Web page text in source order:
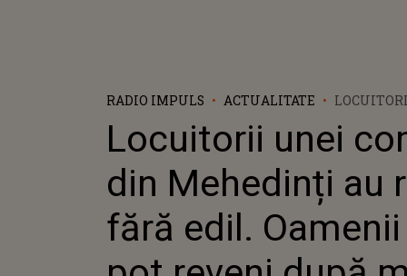
RADIO IMPULS ACTUALITATE
AU RĂMAS
EDIL.
REVENI
CARE
GĂSIT
DUREREA
CUPRIND
Locuitorii unei
din Mehedinți au
fără edil. Oamenii